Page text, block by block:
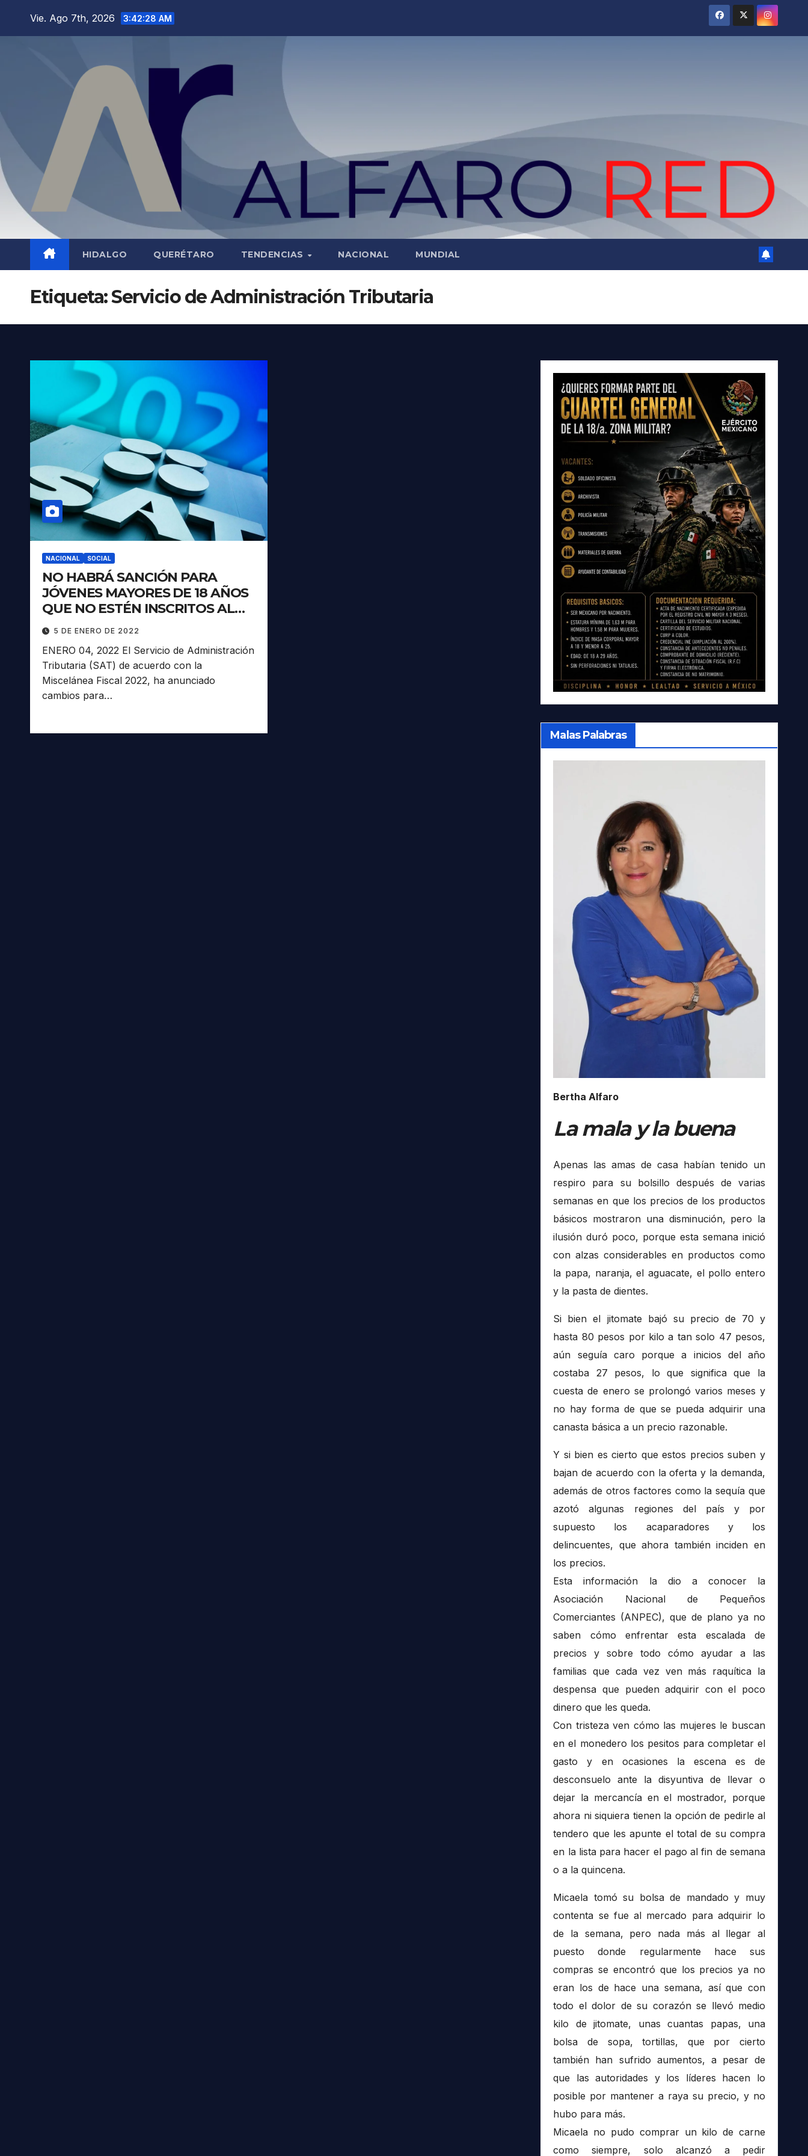
Vie. Ago 7th, 2026 3:42:29 AM
HIDALGO QUERÉTARO TENDENCIAS NACIONAL MUNDIAL
Etiqueta:Servicio de Administración Tributaria
NACIONAL SOCIAL
NO HABRÁ SANCIÓN PARA
JÓVENES MAYORES DE 18 AÑOS
QUE NO ESTÉN INSCRITOS AL
RFC: SAT.
5 DE ENERO DE 2022
ENERO 04, 2022 El Servicio de Administración
Tributaria (SAT) de acuerdo con la
Miscelánea Fiscal 2022, ha anunciado
cambios para…
Malas Palabras
Bertha Alfaro
La mala y la buena
Apenas las amas de casa habían tenido un
respiro para su bolsillo después de varias
semanas en que los precios de los productos
básicos mostraron una disminución, pero la
ilusión duró poco, porque esta semana inició
con alzas considerables en productos como
la papa, naranja, el aguacate, el pollo entero
y la pasta de dientes.
Si bien el jitomate bajó su precio de 70 y
hasta 80 pesos por kilo a tan solo 47 pesos,
aún seguía caro porque a inicios del año
costaba 27 pesos, lo que significa que la
cuesta de enero se prolongó varios meses y
no hay forma de que se pueda adquirir una
canasta básica a un precio razonable.
Y si bien es cierto que estos precios suben y
bajan de acuerdo con la oferta y la demanda,
además de otros factores como la sequía que
azotó algunas regiones del país y por
supuesto los acaparadores y los
delincuentes, que ahora también inciden en
los precios.
Esta información la dio a conocer la
Asociación Nacional de Pequeños
Comerciantes (ANPEC), que de plano ya no
saben cómo enfrentar esta escalada de
precios y sobre todo cómo ayudar a las
familias que cada vez ven más raquítica la
despensa que pueden adquirir con el poco
dinero que les queda.
Con tristeza ven cómo las mujeres le buscan
en el monedero los pesitos para completar el
gasto y en ocasiones la escena es de
desconsuelo ante la disyuntiva de llevar o
dejar la mercancía en el mostrador, porque
ahora ni siquiera tienen la opción de pedirle al
tendero que les apunte el total de su compra
en la lista para hacer el pago al fin de semana
o a la quincena.
Micaela tomó su bolsa de mandado y muy
contenta se fue al mercado para adquirir lo
de la semana, pero nada más al llegar al
puesto donde regularmente hace sus
compras se encontró que los precios ya no
eran los de hace una semana, así que con
todo el dolor de su corazón se llevó medio
kilo de jitomate, unas cuantas papas, una
bolsa de sopa, tortillas, que por cierto
también han sufrido aumentos, a pesar de
que las autoridades y los líderes hacen lo
posible por mantener a raya su precio, y no
hubo para más.
Micaela no pudo comprar un kilo de carne
como siempre, solo alcanzó a pedir